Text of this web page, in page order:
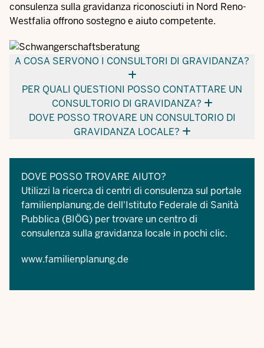
consulenza sulla gravidanza riconosciuti in Nord Reno-
Westfalia offrono sostegno e aiuto competente.
A COSA SERVONO I CONSULTORI DI GRAVIDANZA?
PER QUALI QUESTIONI POSSO CONTATTARE UN
CONSULTORIO DI GRAVIDANZA?
DOVE POSSO TROVARE UN CONSULTORIO DI
GRAVIDANZA LOCALE?
DOVE POSSO TROVARE AIUTO?
Utilizzi la ricerca di centri di consulenza sul portale
familienplanung.de dell'Istituto Federale di Sanità
Pubblica (BIÖG) per trovare un centro di
consulenza sulla gravidanza locale in pochi clic.
www.familienplanung.de